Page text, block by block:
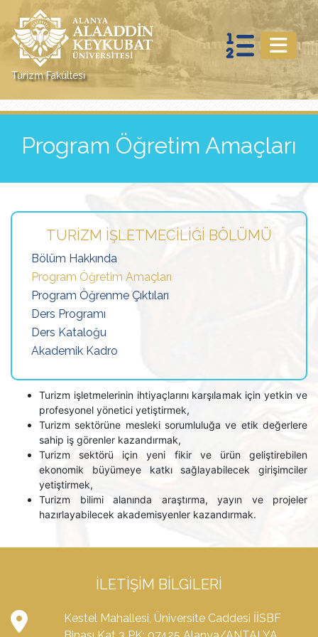
Turizm Fakültesi
Program Öğretim Amaçları
TURIZM İŞLETMECILIĞI BÖLÜMÜ
Bölüm Hakkında
Program Öğretim Amaçları
Program Öğrenme Çıktıları
Ders Programı
Ders Kataloğu
Akademik Kadro
Turizm işletmelerinin ihtiyaçlarını karşılamak için yetkin ve
profesyonel yönetici yetiştirmek,
Turizm sektörüne mesleki sorumluluğa ve etik değerlere
sahip iş görenler kazandırmak,
Turizm sektörü için yeni fikir ve ürün geliştirebilen
ekonomik büyümeye katkı sağlayabilecek girişimciler
yetiştirmek,
Turizm bilimi alanında araştırma, yayın ve projeler
hazırlayabilecek akademisyenler kazandırmak.
İLETIŞIM BILGILERI
Kestel Mahallesi, Üniversite Caddesi İİSBF